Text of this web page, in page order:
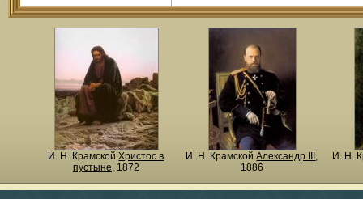
И. Н. КрамскойХристос в
пустыне, 1872
И. Н. КрамскойАлександр III ,
1886
И. Н.